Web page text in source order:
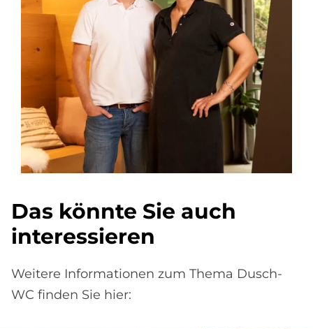
Das könn­te Sie auch
in­ter­es­sie­ren
Weitere Informationen zum Thema Dusch-
WC finden Sie hier: